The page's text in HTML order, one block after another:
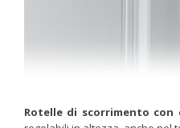
Rotelle di scorrimento